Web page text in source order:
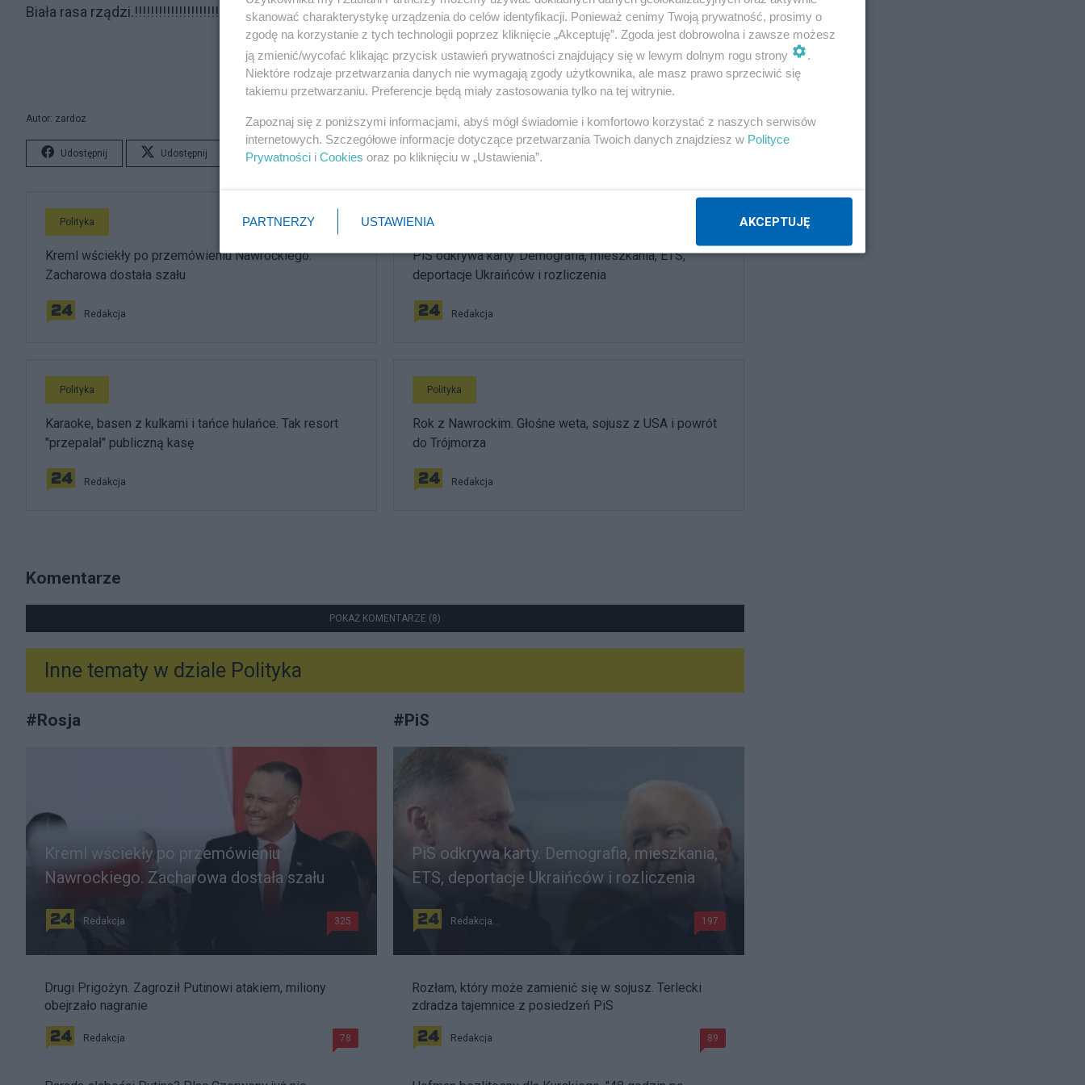
Biała rasa rządzi.!!!!!!!!!!!!!!!!!!!!!!!
Autor: zardoz
Udostępnij Udostępnij Lubię to! Skomentuj 8 Obserwuj notkę
Polityka
Kreml wściekły po przemówieniu Nawrockiego.
Zacharowa dostała szału
Redakcja
Polityka
PiS odkrywa karty. Demografia, mieszkania, ETS,
deportacje Ukraińców i rozliczenia
Redakcja
Polityka
Karaoke, basen z kulkami i tańce hulańce. Tak resort
"przepalał" publiczną kasę
Redakcja
Polityka
Rok z Nawrockim. Głośne weta, sojusz z USA i powrót
do Trójmorza
Redakcja
Komentarze
POKAŻ KOMENTARZE (8)
Inne tematy w dziale Polityka
#Rosja
Kreml wściekły po przemówieniu
Nawrockiego. Zacharowa dostała szału
Redakcja 325
Drugi Prigożyn. Zagroził Putinowi atakiem, miliony
obejrzało nagranie
Redakcja 78
#PiS
PiS odkrywa karty. Demografia, mieszkania,
ETS, deportacje Ukraińców i rozliczenia
Redakcja 197
Rozłam, który może zamienić się w sojusz. Terlecki
zdradza tajemnice z posiedzeń PiS
Redakcja 89
skanować charakterystykę urządzenia do celów identyfikacji. Ponieważ cenimy Twoją prywatność, prosimy o
zgodę na korzystanie z tych technologii poprzez kliknięcie „Akceptuję”. Zgoda jest dobrowolna i zawsze możesz
ją zmienić/wycofać klikając przycisk ustawień prywatności znajdujący się w lewym dolnym rogu strony
.
Niektóre rodzaje przetwarzania danych nie wymagają zgody użytkownika, ale masz prawo sprzeciwić się
takiemu przetwarzaniu. Preferencje będą miały zastosowania tylko na tej witrynie.
Zapoznaj się z poniższymi informacjami, abyś mógł świadomie i komfortowo korzystać z naszych serwisów
internetowych. Szczegółowe informacje dotyczące przetwarzania Twoich danych znajdziesz w Polityce
Prywatności i Cookies oraz po kliknięciu w „Ustawienia”.
PARTNERZY USTAWIENIA AKCEPTUJĘ